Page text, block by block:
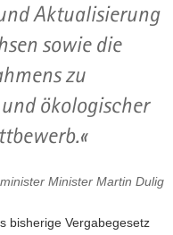
Aktualisierung
sowie die
zu
ökologischer
Minister Martin Dulig
bisherige Vergabegesetz